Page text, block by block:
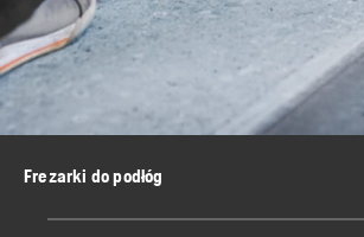
Frezarki do podłóg